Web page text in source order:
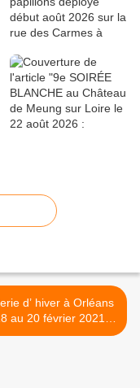
d’ hiver à Orléans
au 20 février 2021 :
de la circulation